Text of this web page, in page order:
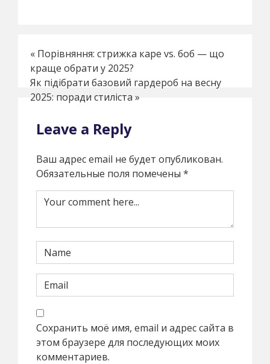
« Порівняння: стрижка каре vs. боб — що
краще обрати у 2025?
Як підібрати базовий гардероб на весну
2025: поради стиліста »
Leave a Reply
Ваш адрес email не будет опубликован.
Обязательные поля помечены *
Сохранить моё имя, email и адрес сайта в
этом браузере для последующих моих
комментариев.